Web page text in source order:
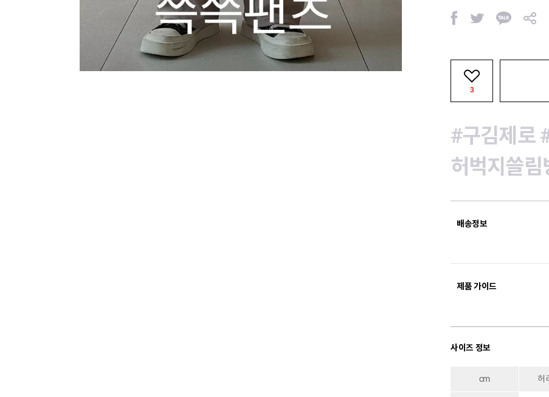
페
이
트
위
카
카
공
유
3
#구김제로
허벅지쓸림
배송정보
제품 가이드
사이즈 정보
cm 허